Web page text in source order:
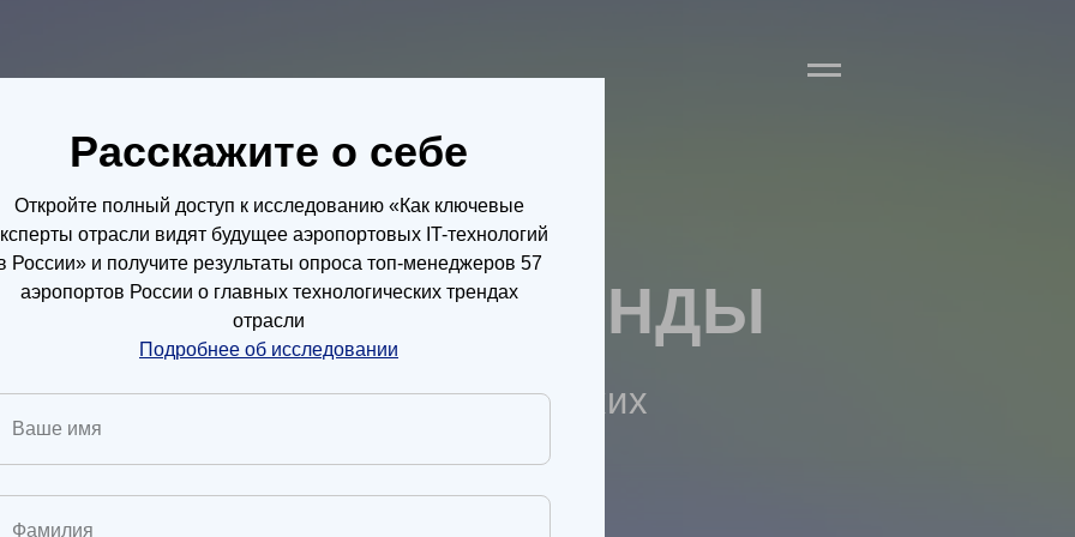
сложностью в туристических
агенствах
ТРЕНДЫ
Отраслевое исследование
Расскажите о себе
Откройте полный доступ к исследованию «Как ключевые
отрасли видят будущее аэропортовых IT-технологий
России» и получите результаты опроса топ-менеджеров 57
аэропортов России о главных технологических трендах
отрасли
Подробнее об исследовании